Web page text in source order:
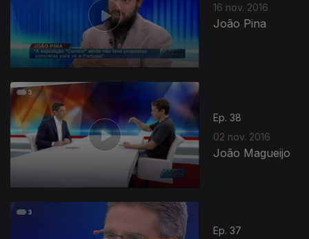
16 nov. 2016
João Pina
Ep. 38
02 nov. 2016
João Magueijo
Ep. 37